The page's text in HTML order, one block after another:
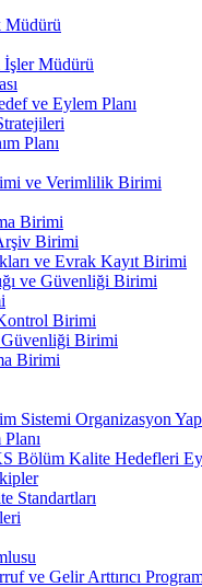
Müdürü
Müdürü
ve Eylem Planı
Planı
ve Verimlilik Birimi
Birimi
Birimi
ve Evrak Kayıt Birimi
ve Güvenliği Birimi
Birimi
Güvenliği Birimi
Birimi
Sistemi Organizasyon
Bölüm Kalite Hedefleri
Standartları
ve Gelir Arttırıcı